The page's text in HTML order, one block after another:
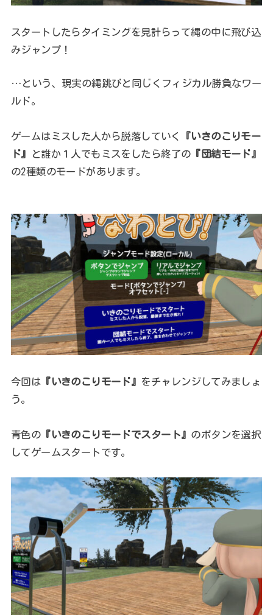
スタートしたらタイミングを見計らって縄の中に飛び込
みジャンプ！
…という、現実の縄跳びと同じくフィジカル勝負なワー
ルド。
ゲームはミスした人から脱落していく
『いきのこりモー
ド』
と誰か１人でもミスをしたら終了の 『団結モード』
の2種類のモードがあります。
今回は 『いきのこりモード』
をチャレンジしてみましょ
う。
青色の 『いきのこりモードでスタート』 のボタンを選択
してゲームスタートです。